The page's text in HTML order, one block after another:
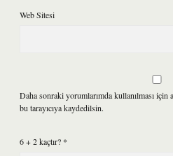
Web Sitesi
Daha sonraki yorumlarımda kullanılması için
bu tarayıcıya kaydedilsin.
6 + 2 kaçtır? *